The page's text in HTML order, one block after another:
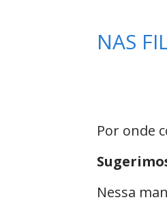
NAS
Por onde
Nessa